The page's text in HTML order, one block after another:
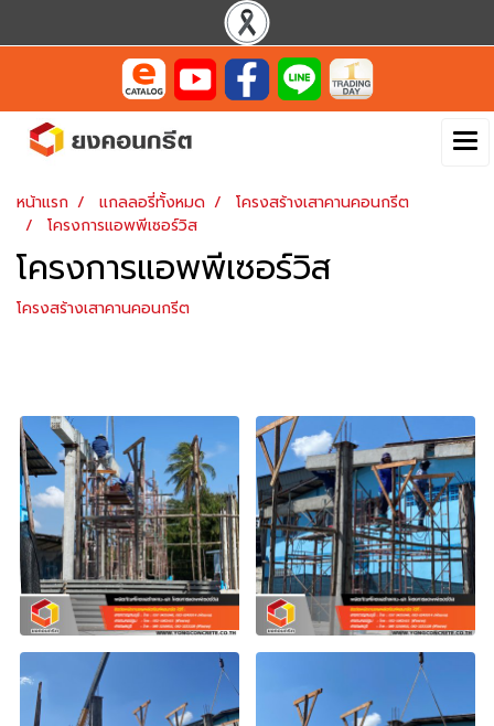
หน้าแรก แกลลอรี่ทั้งหมด
โครงสร้างเสาคานคอนกรีต
โครงการแอพพีเซอร์วิส
โครงการแอพพีเซอร์วิส
โครงสร้างเสาคานคอนกรีต